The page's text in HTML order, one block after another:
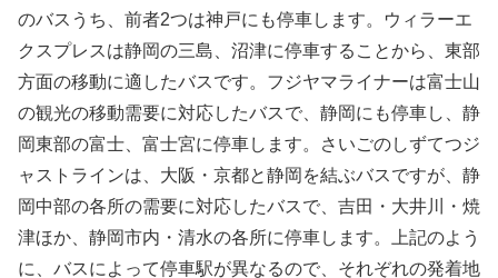
のバスうち、前者2つは神戸にも停車します。ウィラーエ
クスプレスは静岡の三島、沼津に停車することから、東部
方面の移動に適したバスです。フジヤマライナーは富士山
の観光の移動需要に対応したバスで、静岡にも停車し、静
岡東部の富士、富士宮に停車します。さいごのしずてつジ
ャストラインは、大阪・京都と静岡を結ぶバスですが、静
岡中部の各所の需要に対応したバスで、吉田・大井川・焼
津ほか、静岡市内・清水の各所に停車します。上記のよう
に、バスによって停車駅が異なるので、それぞれの発着地